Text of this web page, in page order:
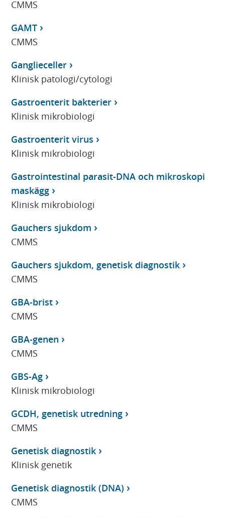
CMMS
GAMT
CMMS
Ganglieceller
Klinisk patologi/cytologi
Gastroenterit bakterier
Klinisk mikrobiologi
Gastroenterit virus
Klinisk mikrobiologi
Gastrointestinal parasit-DNA och mikroskopi
maskägg
Klinisk mikrobiologi
Gauchers sjukdom
CMMS
Gauchers sjukdom, genetisk diagnostik
CMMS
GBA-brist
CMMS
GBA-genen
CMMS
GBS-Ag
Klinisk mikrobiologi
GCDH, genetisk utredning
CMMS
Genetisk diagnostik
Klinisk genetik
Genetisk diagnostik (DNA)
CMMS